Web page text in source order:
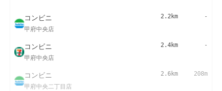
コンビニ
甲府中央店
2.2km -
コンビニ
甲府中央店
2.4km -
コンビニ
甲府中央二丁目店
2.6km 208m